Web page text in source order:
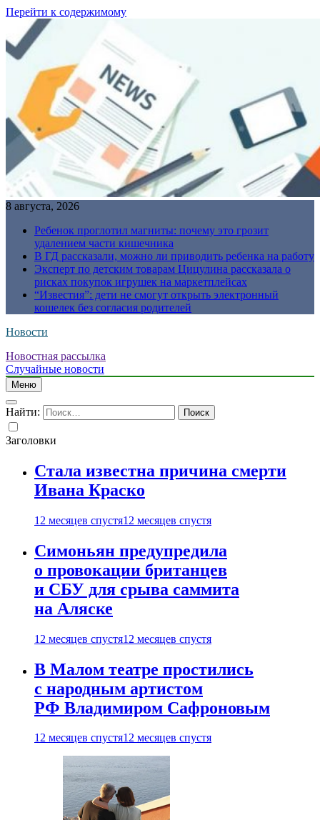
Перейти к содержимому
8 августа, 2026
Ребенок проглотил магниты: почему это грозит
удалением части кишечника
В ГД рассказали, можно ли приводить ребенка на работу
Эксперт по детским товарам Цицулина рассказала о
рисках покупок игрушек на маркетплейсах
“Известия”: дети не смогут открыть электронный
кошелек без согласия родителей
Новости
Новостная рассылка
Случайные новости
Меню
Найти:
Заголовки
Стала известна причина смерти
Ивана Краско
12 месяцев спустя12 месяцев спустя
Симоньян предупредила
о провокации британцев
и СБУ для срыва саммита
на Аляске
12 месяцев спустя12 месяцев спустя
В Малом театре простились
с народным артистом
РФ Владимиром Сафроновым
12 месяцев спустя12 месяцев спустя